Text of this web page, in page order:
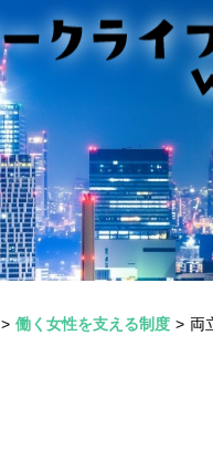
> 働く女性を支える制度 > 両